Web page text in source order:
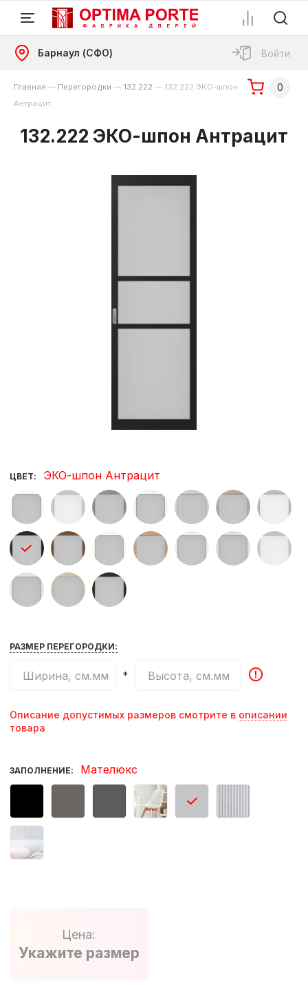
Барнаул (СФО) Войти
0
Главная — Перегородки — 132.222 — 132.222 ЭКО-шпон
Антрацит
132.222 ЭКО-шпон Антрацит
ЦВЕТ: ЭКО-шпон Антрацит
РАЗМЕР ПЕРЕГОРОДКИ:
*
Описание допустимых размеров смотрите в описании
товара
ЗАПОЛНЕНИЕ: Мателюкс
Цена:
Укажите размер